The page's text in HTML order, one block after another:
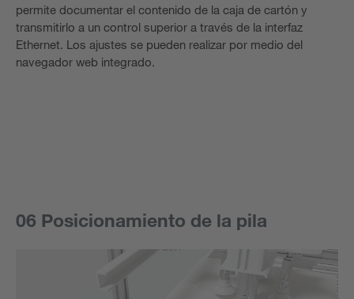
permite documentar el contenido de la caja de cartón y
transmitirlo a un control superior a través de la interfaz
Ethernet. Los ajustes se pueden realizar por medio del
navegador web integrado.
06 Posicionamiento de la pila